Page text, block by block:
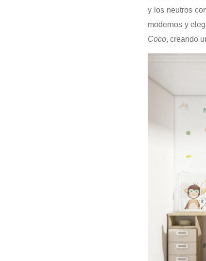
y los neutros
modernos y
Coco, creando